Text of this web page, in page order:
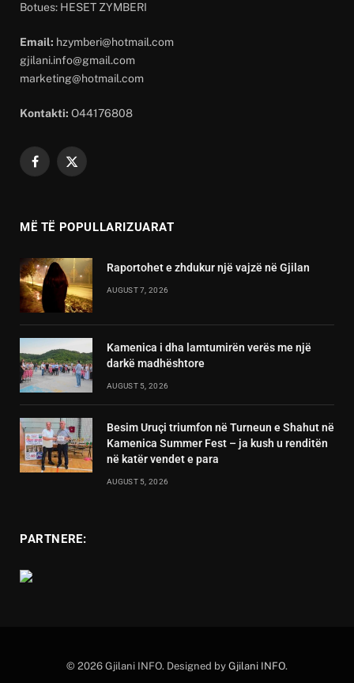
Botues: HESET ZYMBERI
Email: hzymberi@hotmail.com
gjilani.info@gmail.com
marketing@hotmail.com
Kontakti: O44176808
Facebook
X
MË TË POPULLARIZUARAT
Raportohet e zhdukur një vajzë në Gjilan
AUGUST 7, 2026
Kamenica i dha lamtumirën verës me një
darkë madhështore
AUGUST 5, 2026
Besim Uruçi triumfon në Turneun e Shahut në
Kamenica Summer Fest – ja kush u renditën
në katër vendet e para
AUGUST 5, 2026
PARTNERE:
© 2026 Gjilani INFO. Designed by Gjilani INFO.